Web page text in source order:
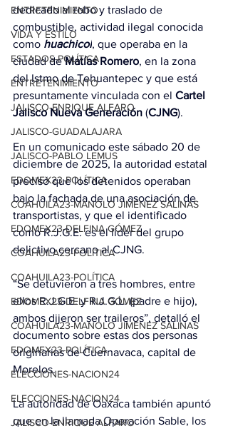
ENTRETENIMIENTO
VIDA Y ESTILO
ESTADOS-POLÍTICA
ENTRETENIMIENTO
JALISCO-ENRIQUE ALFARO
JALISCO-GUADALAJARA
JALISCO-PABLO LEMUS
EDOMEX23-POLÍTICA
COAHUILA23-MANOLO JIMÉNEZ SALINAS
EDOMEX23-DELFINA GÓMEZ
COAHUILA23-POLÍTICA
COAHUILA23-POLÍTICA
EDOMEX23-DELFINA GÓMEZ
COAHUILA23-MANOLO JIMÉNEZ SALINAS
EDOMEX23-POLÍTICA
ELECCIONES-NACION24
ELECCIONES-NACION24
JALISCO-ENRIQUE ALFARO
dedicado al robo y traslado de
combustible, actividad ilegal conocida
como huachicol, que operaba en la
ciudad de Matías Romero, en la zona
del Istmo de Tehuantepec y que está
presuntamente vinculada con el Cartel
Jalisco Nueva Generación (CJNG).
En un comunicado este sábado 20 de
diciembre de 2025, la autoridad estatal
precisó que los detenidos operaban
bajo la fachada de una asociación de
transportistas, y que el identificado
como R.J.G.E. es el líder del grupo
delictivo cercano al CJNG.
“Se detuvieron a tres hombres, entre
ellos R.J.G.E. y R.J.G.L. (padre e hijo),
ambos dijeron ser traileros”, detalló el
documento sobre estas dos personas
originarias de Cuernavaca, capital de
Morelos.
La autoridad de Oaxaca también apuntó
que en la llamada Operación Sable, los